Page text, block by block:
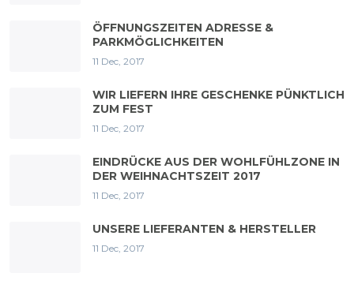
ÖFFNUNGSZEITEN ADRESSE &
PARKMÖGLICHKEITEN
11 Dec, 2017
WIR LIEFERN IHRE GESCHENKE PÜNKTLICH
ZUM FEST
11 Dec, 2017
EINDRÜCKE AUS DER WOHLFÜHLZONE IN
DER WEIHNACHTSZEIT 2017
11 Dec, 2017
UNSERE LIEFERANTEN & HERSTELLER
11 Dec, 2017